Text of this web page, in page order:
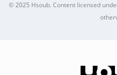
© 2025Hsoub.Content licensed